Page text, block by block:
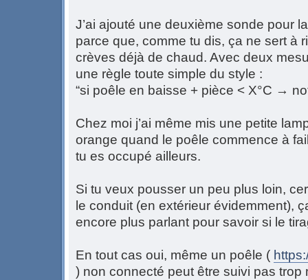
J’ai ajouté une deuxième sonde pour
parce que, comme tu dis, ça ne sert à
crèves déjà de chaud. Avec deux
une règle toute simple du style :
“si poêle en baisse + pièce < X°C →
Chez moi j’ai même mis une petite
orange quand le poêle commence à
tu es occupé ailleurs.
Si tu veux pousser un peu plus loin,
le conduit (en extérieur évidemment),
encore plus parlant pour savoir si le
En tout cas oui, même un poêle (
) non connecté peut être suivi pas